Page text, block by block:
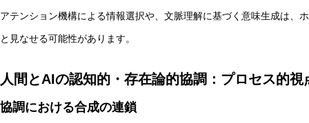
アテンション機構による情報選択や、文脈理解に基づく意味生成は、
と見なせる可能性があります。
人間とAIの認知的・存在論的協調：プロセス的視
協調における合成の連鎖